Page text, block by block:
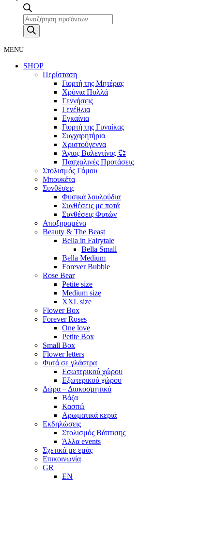
Products
search
MENU
SHOP
Περίσταση
Γιορτή της Μητέρας
Χρόνια Πολλά
Γεννήσεις
Γενέθλια
Εγκαίνια
Γιορτή της Γυναίκας
Συγχαρητήρια
Χριστούγεννα
Άγιος Βαλεντίνος 💞
Πασχαλινές Προτάσεις
Στολισμός Γάμου
Μπουκέτα
Συνθέσεις
Φυσικά λουλούδια
Συνθέσεις με ποτά
Συνθέσεις Φυτών
Αποξηραμένα
Beauty & The Beast
Bella in Fairytale
Bella Small
Bella Medium
Forever Bubble
Rose Bear
Petite size
Medium size
XXL size
Flower Box
Forever Roses
One love
Petite Box
Small Box
Flower letters
Φυτά σε γλάστρα
Εσωτερικού χώρου
Εξωτερικού χώρου
Δώρα – Διακοσμητικά
Βάζα
Κασπώ
Αρωματικά κεριά
Εκδηλώσεις
Στολισμός Βάπτισης
Άλλα events
Σχετικά με εμάς
Επικοινωνία
GR
EN